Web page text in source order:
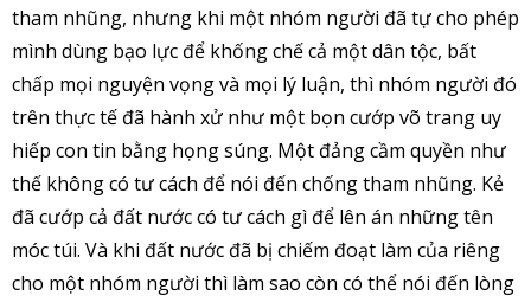
tham nhũng, nhưng khi một nhóm người đã tự cho phép
mình dùng bạo lực để khống chế cả một dân tộc, bất
chấp mọi nguyện vọng và mọi lý luận, thì nhóm người đó
trên thực tế đã hành xử như một bọn cướp võ trang uy
hiếp con tin bằng họng súng. Một đảng cầm quyền như
thế không có tư cách để nói đến chống tham nhũng. Kẻ
đã cướp cả đất nước có tư cách gì để lên án những tên
móc túi. Và khi đất nước đã bị chiếm đoạt làm của riêng
cho một nhóm người thì làm sao còn có thể nói đến lòng